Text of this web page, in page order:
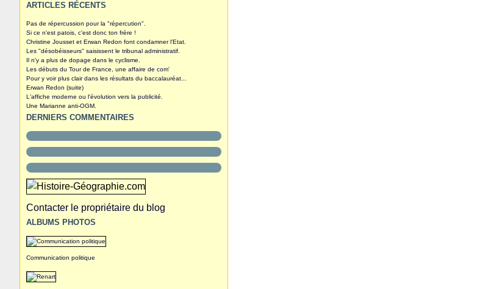
ARTICLES RÉCENTS
Pas de répercussion pour la "répercution".
Si ce n'est patois, c'est donc ton frère !
Christine Jousset et Erwan Redon font condamner l'Etat.
Les "désobéisseurs" saisissent le tribunal administratif.
Il n'y a plus de dopage dans le cyclisme.
Les débuts du Tour de France, une affaire de com'
Pour y voir plus clair dans les résultats du baccalauréat...
Erwan Redon (suite)
L'affiche moderne ou l'évolution vers la publicité.
Une Marianne anti-OGM.
DERNIERS COMMENTAIRES
Contacter le propriétaire du blog
ALBUMS PHOTOS
Communication politique